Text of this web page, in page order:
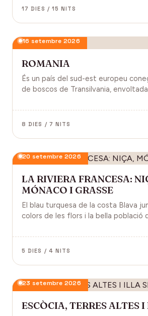
antiga, on els temples d'Angkor
17 DIES / 15 NITS
16 setembre 2026
ROMANIA
És un país del sud-est europeu
de boscos de Transilvania,
segle XIV i el Castell de Peles.
8 DIES / 7 NITS
20 setembre 2026
LA RIVIERA FRANCESA:
MÓNACO I GRASSE
El blau turquesa de la costa Blava
colors de les flors i la bella població
digne de visitar. Perfums a Grasse.
5 DIES / 4 NITS
23 setembre 2026
ESCÒCIA, TERRES ALTES